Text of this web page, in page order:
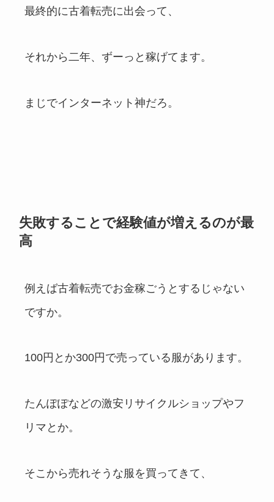
最終的に古着転売に出会って、
それから二年、ずーっと稼げてます。
まじでインターネット神だろ。
失敗することで経験値が増えるのが最
高
例えば古着転売でお金稼ごうとするじゃない
ですか。
100円とか300円で売っている服があります。
たんぽぽなどの激安リサイクルショップやフ
リマとか。
そこから売れそうな服を買ってきて、